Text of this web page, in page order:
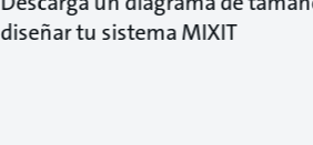
diseñar tu sistema MIXIT